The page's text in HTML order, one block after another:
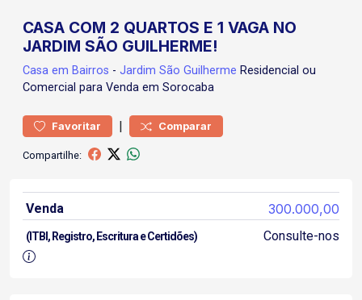
CASA COM 2 QUARTOS E 1 VAGA NO
JARDIM SÃO GUILHERME!
Casa em Bairros - Jardim São Guilherme Residencial ou
Comercial para Venda em Sorocaba
Favoritar | Comparar
Compartilhe:
Venda 300.000,00
(ITBI, Registro, Escritura e Certidões) Consulte-nos